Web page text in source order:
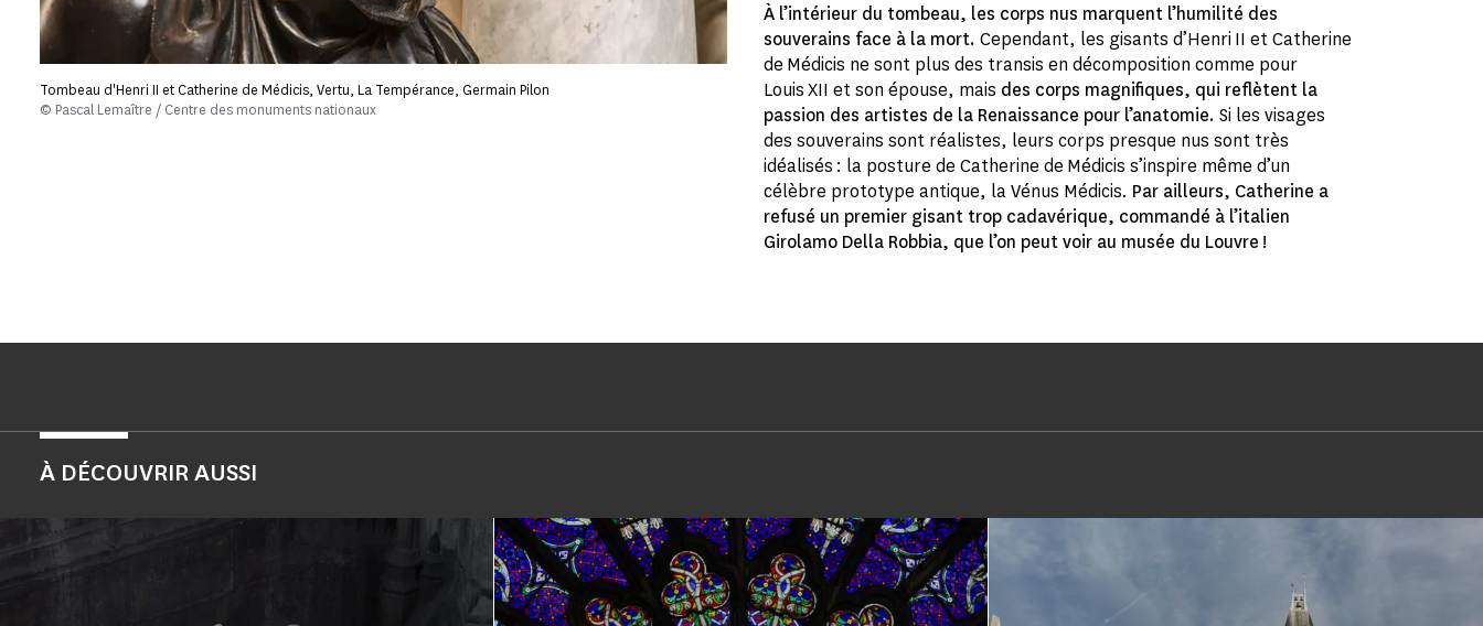
À l’intérieur du tombeau, les corps nus marquent l’humilité des
souverains face à la mort. Cependant, les gisants d’Henri II et Catherine
de Médicis ne sont plus des transis en décomposition comme pour
Louis XII et son épouse, mais des corps magnifiques, qui reflètent la
passion des artistes de la Renaissance pour l’anatomie. Si les visages
des souverains sont réalistes, leurs corps presque nus sont très
idéalisés : la posture de Catherine de Médicis s’inspire même d’un
célèbre prototype antique, la Vénus Médicis. Par ailleurs, Catherine a
refusé un premier gisant trop cadavérique, commandé à l’italien
Girolamo Della Robbia, que l’on peut voir au musée du Louvre !
Tombeau d'Henri II et Catherine de Médicis, Vertu, La Tempérance, Germain Pilon
© Pascal Lemaître / Centre des monuments nationaux
À DÉCOUVRIR AUSSI